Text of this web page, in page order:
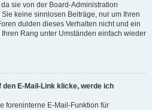
sie von der Board-Administration
keine sinnlosen Beiträge, nur um Ihren
dulden dieses Verhalten nicht und ein
Rang unter Umständen einfach wieder
E-Mail-Link klicke, werde ich
foreninterne E-Mail-Funktion für